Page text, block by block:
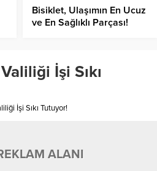
Bisiklet, Ulaşımın En Ucuz
ve En Sağlıklı Parçası!
İşi Sıkı
İşi Sıkı Tutuyor!
ALANI